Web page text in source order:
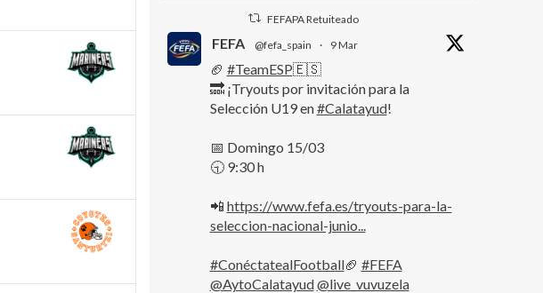
FEFAPA Retuiteado
FEFA @fefa_spain · 9 Mar
🏈 #TeamESP🇪🇸
🔜 ¡Tryouts por invitación para la
Selección U19 en#Calatayud!
📅 Domingo 15/03
🕤 9:30 h
📲 https://www.fefa.es/tryouts-para-la-
seleccion-nacional-junio...
#ConéctatealFootball🏈 #FEFA
@AytoCalatayud@live_vuvuzela